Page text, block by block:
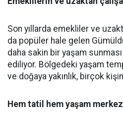
Son yıllarda emekliler ve
da popüler hale gelen
daha sakin bir yaşam
ediliyor. Bölgedeki yaşam
ve doğaya yakınlık, birçok
Hem tatil hem yaşam